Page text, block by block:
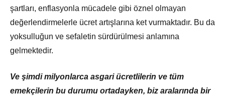
şartları, enflasyonla mücadele gibi öznel olmayan
değerlendirmelerle ücret artışlarına ket vurmaktadır. Bu da
yoksulluğun ve sefaletin sürdürülmesi anlamına
gelmektedir.
Ve şimdi milyonlarca asgari ücretlilerin ve tüm
emekçilerin bu durumu ortadayken, biz aralarında bir